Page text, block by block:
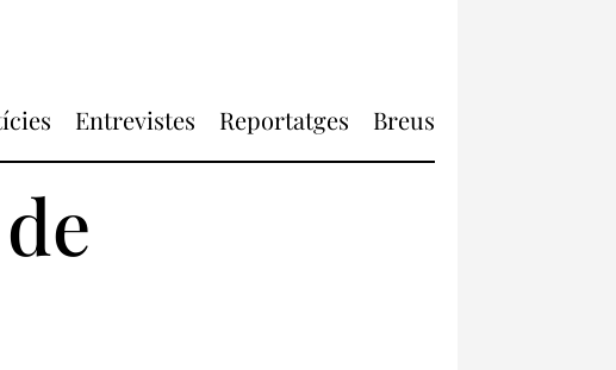
Entrevistes Reportatges Breus